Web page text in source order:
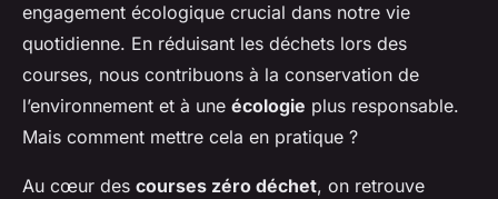
Gabrielle 17 février 2025 7 min de lecture
engagement écologique crucial dans notre vie
quotidienne. En réduisant les déchets lors des
courses, nous contribuons à la conservation de
l’environnement et à une écologie plus responsable.
Mais comment mettre cela en pratique ?
Au cœur des courses zéro déchet, on retrouve